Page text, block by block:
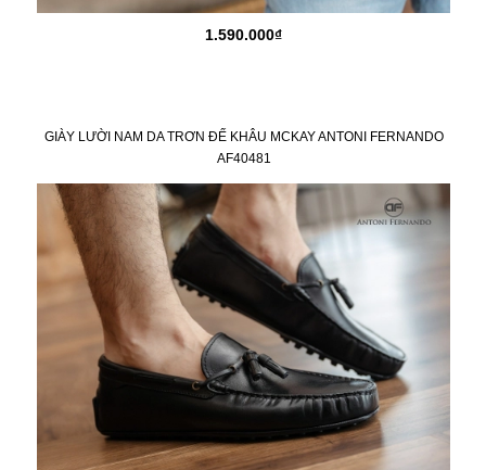
1.590.000₫
GIÀY LƯỜI NAM DA TRƠN ĐẾ KHÂU MCKAY ANTONI FERNANDO
AF40481